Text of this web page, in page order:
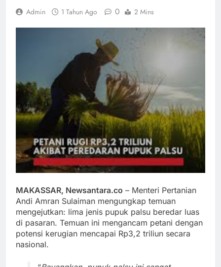
Admin 1 Tahun Ago 0 2 Mins
MAKASSAR, Newsantara.co – Menteri Pertanian
Andi Amran Sulaiman mengungkap temuan
mengejutkan: lima jenis pupuk palsu beredar luas
di pasaran. Temuan ini mengancam petani dengan
potensi kerugian mencapai Rp3,2 triliun secara
nasional.